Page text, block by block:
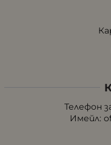
Телефон
Имейл: